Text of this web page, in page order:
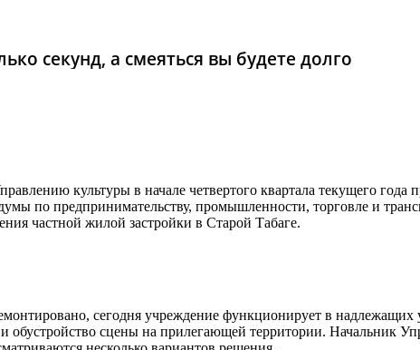
секунд, а смеяться вы будете долго
культуры в начале четвертого квартала текущего
по предпринимательству, промышленности, торговле и
частной жилой застройки в Старой Табаге.
сегодня учреждение функционирует в надлежащих
сцены на прилегающей территории. Начальник